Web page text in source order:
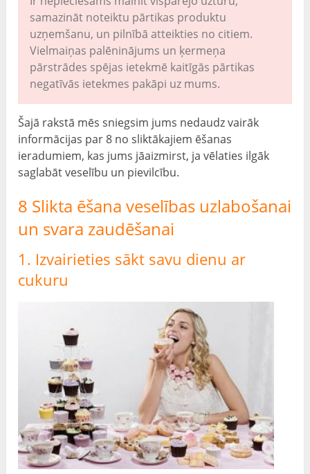
samazināt noteiktu pārtikas produktu
uzņemšanu, un pilnībā atteikties no citiem.
Vielmaiņas palēninājums un ķermeņa
pārstrādes spējas ietekmē kaitīgās pārtikas
negatīvās ietekmes pakāpi uz mums.
Šajā rakstā mēs sniegsim jums nedaudz vairāk
informācijas par 8 no sliktākajiem ēšanas
ieradumiem, kas jums jāaizmirst, ja vēlaties ilgāk
saglabāt veselību un pievilcību.
8 Slikta ēšana veselības uzlabošanai
un svara zaudēšanai
1. Izvairieties sākt savu dienu ar
cukuru